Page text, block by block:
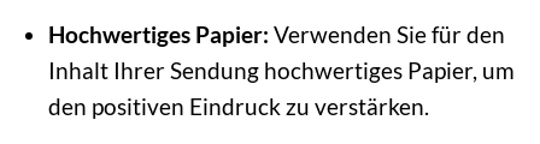
Hochwertiges Papier: Verwenden Sie für den
Inhalt Ihrer Sendung hochwertiges Papier, um
den positiven Eindruck zu verstärken.